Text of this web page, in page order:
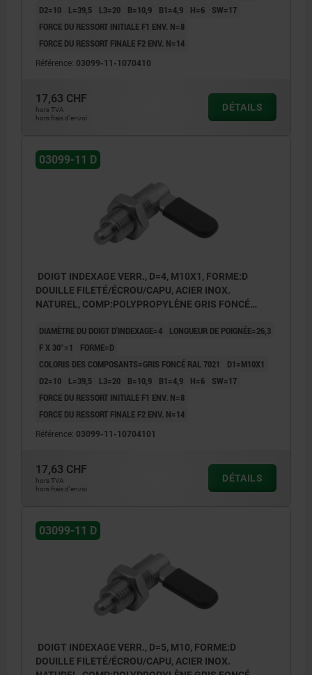
D2=10
L=39,5 L3=20 B=10,9 B1=4,9 H=6
SW=17
FORCE DU RESSORT INITIALE F1 ENV. N=8
FORCE DU RESSORT FINALE F2 ENV. N=14
Référence: 03099-11-1070410
17,63 CHF
hors TVA
hors frais d’envoi
DÉTAILS
03099-11 D
DOIGT INDEXAGE VERR., D=4, M10X1, FORME:D
DOUILLE FILETÉ/ÉCROU/CAPU, ACIER INOX.
NATUREL, COMP:POLYPROPYLÈNE GRIS FONCÉ
DIAMÈTRE DU DOIGT D'INDEXAGE=4
LONGUEUR DE POIGNÉE=26,3
F X 30°=1
FORME=D
COLORIS DES COMPOSANTS=GRIS FONCÉ RAL 7021
D1=M10X1
D2=10
L=39,5 L3=20 B=10,9 B1=4,9 H=6
SW=17
FORCE DU RESSORT INITIALE F1 ENV. N=8
FORCE DU RESSORT FINALE F2 ENV. N=14
Référence: 03099-11-10704101
17,63 CHF
hors TVA
hors frais d’envoi
DÉTAILS
03099-11 D
DOIGT INDEXAGE VERR., D=5, M10, FORME:D
DOUILLE FILETÉ/ÉCROU/CAPU, ACIER INOX.